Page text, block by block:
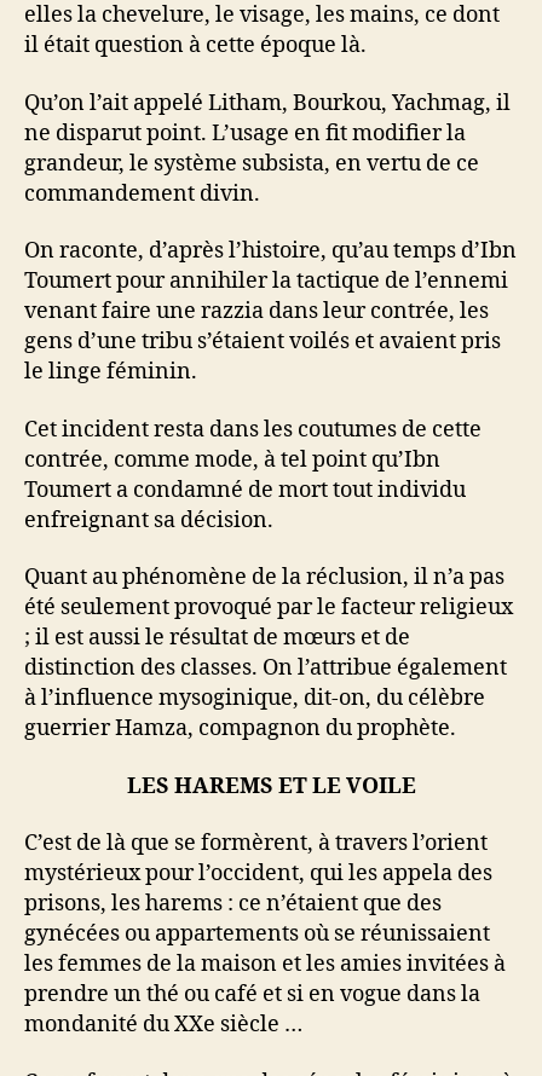
elles la chevelure, le visage, les mains, ce dont
il était question à cette époque là.
Qu’on l’ait appelé Litham, Bourkou, Yachmag, il
ne disparut point. L’usage en fit modifier la
grandeur, le système subsista, en vertu de ce
commandement divin.
On raconte, d’après l’histoire, qu’au temps d’Ibn
Toumert pour annihiler la tactique de l’ennemi
venant faire une razzia dans leur contrée, les
gens d’une tribu s’étaient voilés et avaient pris
le linge féminin.
Cet incident resta dans les coutumes de cette
contrée, comme mode, à tel point qu’Ibn
Toumert a condamné de mort tout individu
enfreignant sa décision.
Quant au phénomène de la réclusion, il n’a pas
été seulement provoqué par le facteur religieux
; il est aussi le résultat de mœurs et de
distinction des classes. On l’attribue également
à l’influence mysoginique, dit-on, du célèbre
guerrier Hamza, compagnon du prophète.
LES HAREMS ET LE VOILE
C’est de là que se formèrent, à travers l’orient
mystérieux pour l’occident, qui les appela des
prisons, les harems : ce n’étaient que des
gynécées ou appartements où se réunissaient
les femmes de la maison et les amies invitées à
prendre un thé ou café et si en vogue dans la
mondanité du XXe siècle …